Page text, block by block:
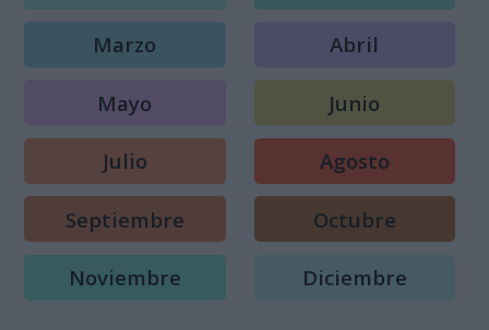
Marzo Abril
Mayo Junio
Julio Agosto
Septiembre Octubre
Noviembre Diciembre